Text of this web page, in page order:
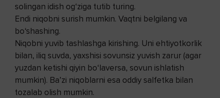
solingan idish og‘ziga tutib turing.
Endi niqobni surish mumkin. Vaqtni belgilang va
bo‘shashing.
Niqobni yuvib tashlashga kirishing. Uni ehtiyotkorlik
bilan, iliq suvda, yaxshisi sovunsiz yuvish zarur (agar
yuzdan ketishi qiyin bo‘laversa, sovun ishlatish
mumkin). Ba’zi niqoblarni esa oddiy salfetka bilan
tozalab olish mumkin.